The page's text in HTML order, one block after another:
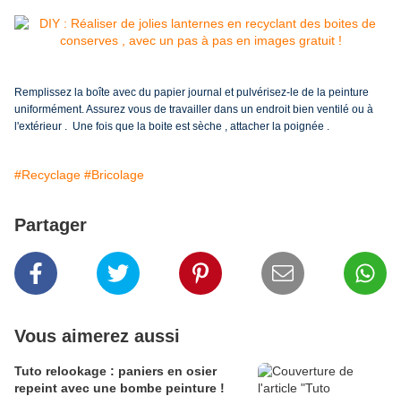
Remplissez la boîte avec du papier journal et pulvérisez-le de la peinture
uniformément. Assurez vous de travailler dans un endroit bien ventilé ou à
l'extérieur . Une fois que la boite est sèche , attacher la poignée .
#Recyclage #Bricolage
Partager
Vous aimerez aussi
Tuto relookage : paniers en osier
repeint avec une bombe peinture !